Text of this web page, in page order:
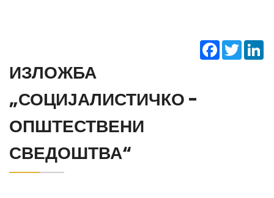
Facebook
Twitter
ИЗЛОЖБА
„СОЦИЈАЛИСТИЧКО -
ОПШТЕСТВЕНИ
СВЕДОШТВА“